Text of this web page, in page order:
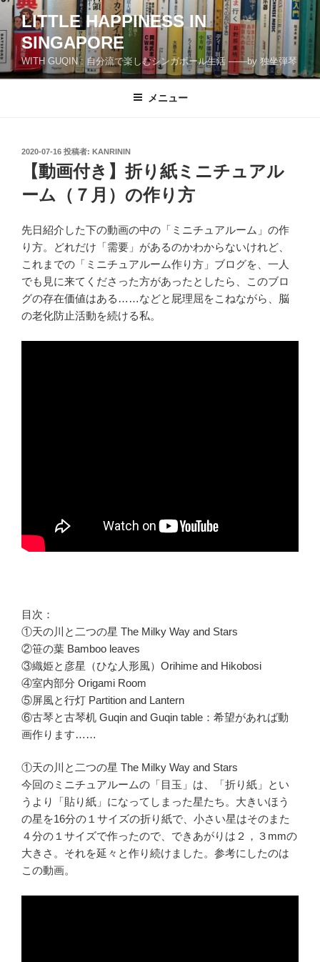
テ
ン
ツ
LITTLE HAPPINESS IN
SINGAPORE
WITH GUQIN : 自分流で楽しむシンガポール生活 ――by 独坐弾琴
メニュー
投
2020-07-16 投稿者: KANRININ
【動画付き】折り紙ミニチュアル
ーム（７月）の作り方
先日紹介した下の動画の中の「ミニチュアルーム」の作
り方。どれだけ「需要」があるのかわからないけれど、
これまでの「ミニチュアルーム作り方」ブログを、一人
でも見に来てくださった方があったとしたら、このブロ
グの存在価値はある……などと屁理屈をこねながら、脳
の老化防止活動を続ける私。
目次：
①天の川と二つの星 The Milky Way and Stars
②笹の葉 Bamboo leaves
③織姫と彦星（ひな人形風）Orihime and Hikobosi
④室内部分 Origami Room
⑤屏風と行灯 Partition and Lantern
⑥古琴と古琴机 Guqin and Guqin table：希望があれば動
画作ります……
①天の川と二つの星 The Milky Way and Stars
今回のミニチュアルームの「目玉」は、「折り紙」とい
うより「貼り紙」になってしまった星たち。大きいほう
の星を16分の１サイズの折り紙で、小さい星はそのまた
４分の１サイズで作ったので、できあがりは２，３mmの
大きさ。それを延々と作り続けました。参考にしたのは
この動画。